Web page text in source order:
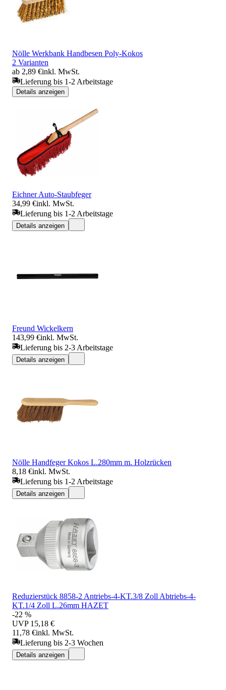
Nölle Werkbank Handbesen Poly-Kokos
2 Varianten
ab 2,89 €inkl. MwSt.
Lieferung bis 1-2 Arbeitstage
Details anzeigen
Eichner Auto-Staubfeger
34,99 €inkl. MwSt.
Lieferung bis 1-2 Arbeitstage
Details anzeigen
Freund Wickelkern
143,99 €inkl. MwSt.
Lieferung bis 2-3 Arbeitstage
Details anzeigen
Nölle Handfeger Kokos L.280mm m. Holzrücken
8,18 €inkl. MwSt.
Lieferung bis 1-2 Arbeitstage
Details anzeigen
Reduzierstück 8858-2 Antriebs-4-KT.3/8 Zoll Abtriebs-4-
KT.1/4 Zoll L.26mm HAZET
-22 %
UVP 15,18 €
11,78 €inkl. MwSt.
Lieferung bis 2-3 Wochen
Details anzeigen